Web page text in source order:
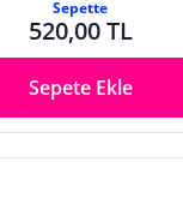
Sepette
520,00 TL
Sepete Ekle